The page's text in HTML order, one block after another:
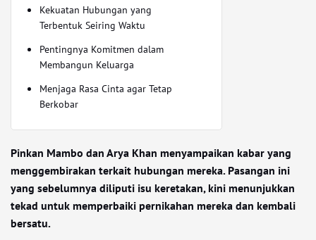
Kekuatan Hubungan yang
Terbentuk Seiring Waktu
Pentingnya Komitmen dalam
Membangun Keluarga
Menjaga Rasa Cinta agar Tetap
Berkobar
Pinkan Mambo dan Arya Khan menyampaikan kabar yang
menggembirakan terkait hubungan mereka. Pasangan ini
yang sebelumnya diliputi isu keretakan, kini menunjukkan
tekad untuk memperbaiki pernikahan mereka dan kembali
bersatu.